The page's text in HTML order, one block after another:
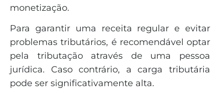
monetização.
Para garantir uma receita regular e evitar
problemas tributários, é recomendável optar
pela tributação através de uma pessoa
jurídica. Caso contrário, a carga tributária
pode ser significativamente alta.